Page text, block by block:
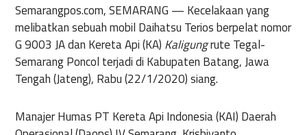
Semarangpos.com, SEMARANG — Kecelakaan yang
melibatkan sebuah mobil Daihatsu Terios berpelat nomor
G 9003 JA dan Kereta Api (KA) Kaligungrute Tegal-
Semarang Poncol terjadi di Kabupaten Batang, Jawa
Tengah (Jateng), Rabu (22/1/2020) siang.
Manajer Humas PT Kereta Api Indonesia (KAI) Daerah